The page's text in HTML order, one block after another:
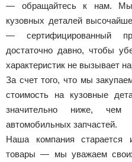
— обращайтесь к нам. Мы
кузовных деталей
— сертифицированный
достаточно давно, чтобы
характеристик не вызывает
За счет того, что мы
стоимость на кузовные
значительно ниже, чем
автомобильных запчастей.
Наша компания старается
товары — мы уважаем